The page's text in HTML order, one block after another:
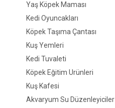
Yaş Köpek Maması
Kedi Oyuncakları
Köpek Taşıma Çantası
Kuş Yemleri
Kedi Tuvaleti
Köpek Eğitim Ürünleri
Kuş Kafesi
Akvaryum Su Düzenleyiciler